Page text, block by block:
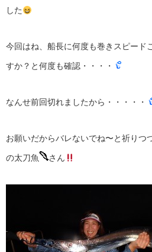
した
今回はね、船長に何度も巻きスピード
すか？と何度も確認・・・・
なんせ前回切れましたから・・・・・
お願いだからバレないでね〜と祈りつ
の太刀魚 さん